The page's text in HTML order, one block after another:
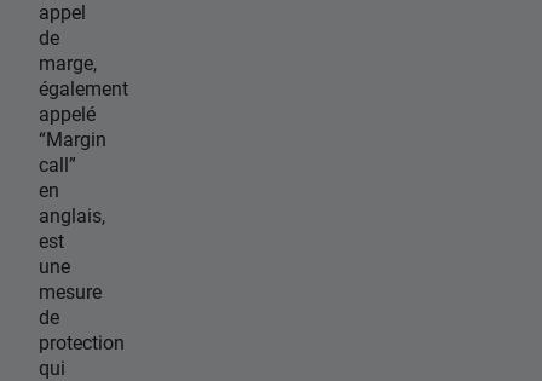
appel
de
marge,
également
appelé
“Margin
call”
en
anglais,
est
une
mesure
de
protection
qui